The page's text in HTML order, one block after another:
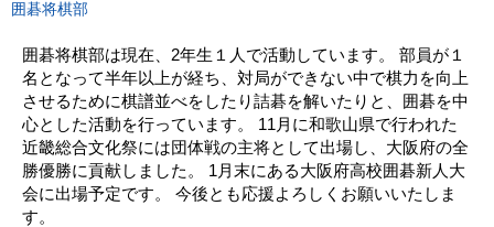
囲碁将棋部
囲碁将棋部は現在、2年生１人で活動しています。 部員が１
名となって半年以上が経ち、対局ができない中で棋力を向上
させるために棋譜並べをしたり詰碁を解いたりと、囲碁を中
心とした活動を行っています。 11月に和歌山県で行われた
近畿総合文化祭には団体戦の主将として出場し、大阪府の全
勝優勝に貢献しました。 1月末にある大阪府高校囲碁新人大
会に出場予定です。 今後とも応援よろしくお願いいたしま
す。